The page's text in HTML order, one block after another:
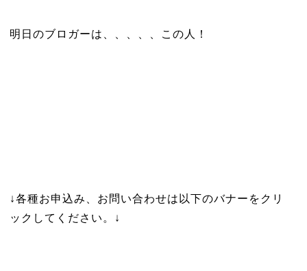
明日のブロガーは、、、、、この人！
↓各種お申込み、お問い合わせは以下のバナーをクリ
ックしてください。↓